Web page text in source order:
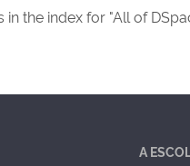
the index for "All of
A